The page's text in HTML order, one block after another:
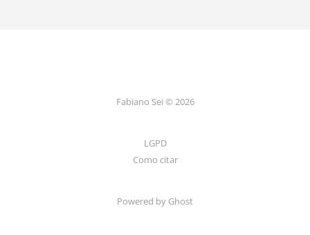
Fabiano Sei © 2026
LGPD
Como citar
Powered by Ghost